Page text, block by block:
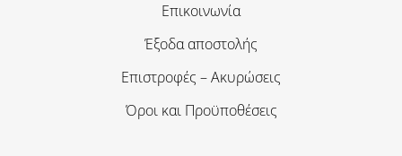
Επικοινωνία
Έξοδα αποστολής
Επιστροφές – Ακυρώσεις
Όροι και Προϋποθέσεις